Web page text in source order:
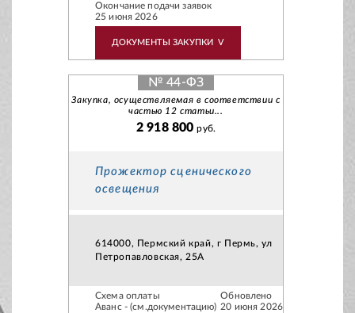
Окончание подачи заявок
25 июня 2026
ДОКУМЕНТЫ ЗАКУПКИ V
№ 44-ФЗ
Закупка, осуществляемая в соответствии с
частью 12 статьи...
2 918 800руб.
Прожектор сценического
освещения
614000, Пермский край, г Пермь, ул
Петропавловская, 25А
Схема оплаты
Аванс - (см.документацию)
Обновлено
20 июня 2026